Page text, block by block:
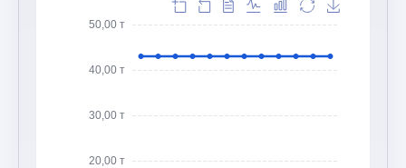
20,00 т
30,00 т
40,00 т
50,00 т